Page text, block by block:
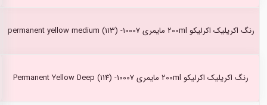
رنگ اکریلیک اکرلیکو 200ml مایمری permanent yellow medium (113) -10007
رنگ اکریلیک اکرلیکو 200ml مایمری Permanent Yellow Deep (114) -10007